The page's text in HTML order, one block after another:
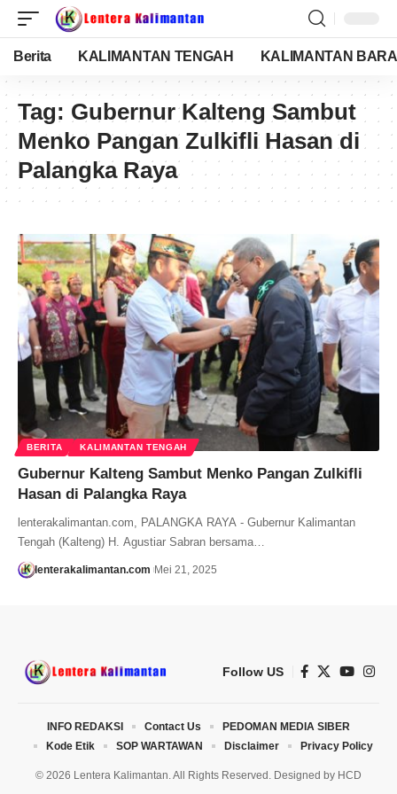
Berita KALIMANTAN TENGAH KALIMANTAN
Tag: Gubernur Kalteng Sambut
Menko Pangan Zulkifli Hasan di
Palangka Raya
BERITA KALIMANTAN TENGAH
Gubernur Kalteng Sambut Menko Pangan Zulkifli
Hasan di Palangka Raya
lenterakalimantan.com, PALANGKA RAYA - Gubernur Kalimantan
Tengah (Kalteng) H. Agustiar Sabran bersama…
lenterakalimantan.com Mei 21, 2025
Follow US
© 2026 Lentera Kalimantan. All Rights Reserved. Designed by HCD
INFO REDAKSI Contact Us
PEDOMAN MEDIA SIBER
Kode Etik
SOP WARTAWAN Disclaimer Privacy Policy